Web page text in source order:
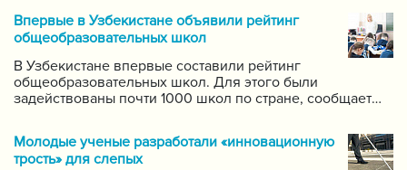
систему для размещения в интернете видео-уроков
самых ведущих учителей по каждому предмету.
Впервые в Узбекистане объявили рейтинг
общеобразовательных школ
В Узбекистане впервые составили рейтинг
общеобразовательных школ. Для этого были
задействованы почти 1000 школ по стране, сообщает
за качеством образования при Кабинете Министров
Республики Узбекистан.
Молодые ученые разработали «инновационную
трость» для слепых